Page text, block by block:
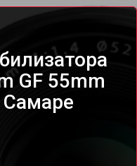
GF 55mm
Самаре